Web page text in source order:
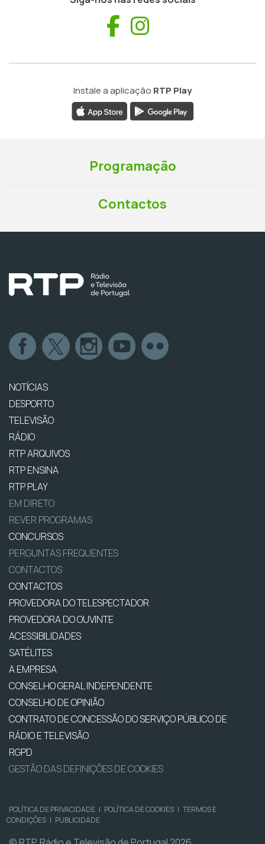
Facebook
Instale a aplicação RTP Play
Programação
Contactos
NOTÍCIAS
DESPORTO
TELEVISÃO
RÁDIO
RTP ARQUIVOS
RTP ENSINA
RTP PLAY
EM DIRETO
REVER PROGRAMAS
CONCURSOS
PERGUNTAS FREQUENTES
CONTACTOS
CONTACTOS
PROVEDORA DO TELESPECTADOR
PROVEDORA DO OUVINTE
ACESSIBILIDADES
SATÉLITES
A EMPRESA
CONSELHO GERAL INDEPENDENTE
CONSELHO DE OPINIÃO
CONTRATO DE CONCESSÃO DO SERVIÇO PÚBLICO DE
RÁDIO E TELEVISÃO
RGPD
GESTÃO DAS DEFINIÇÕES DE COOKIES
POLÍTICA DE PRIVACIDADE | POLÍTICA DE COOKIES | TERMOS E
CONDIÇÕES | PUBLICIDADE